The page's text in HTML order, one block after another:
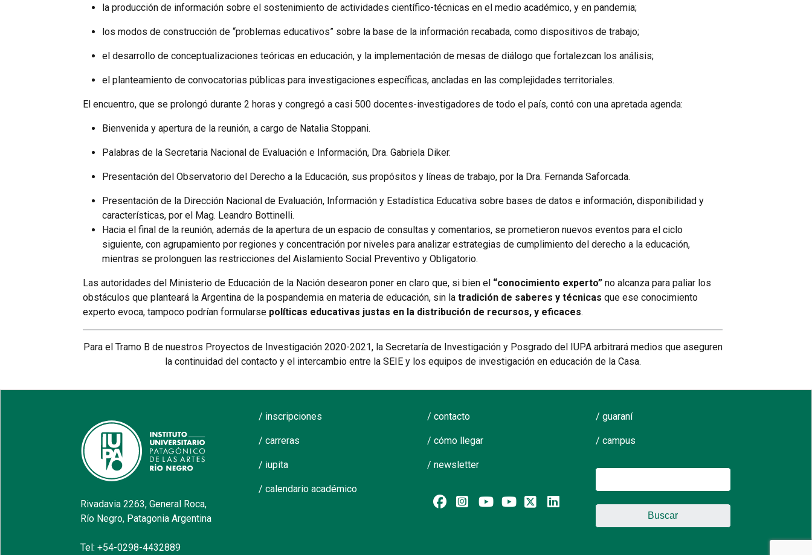
la producción de información sobre el sostenimiento de actividades científico-técnicas en el medio académico, y en pandemia;
los modos de construcción de “problemas educativos” sobre la base de la información recabada, como dispositivos de trabajo;
el desarrollo de conceptualizaciones teóricas en educación, y la implementación de mesas de diálogo que fortalezcan los análisis;
el planteamiento de convocatorias públicas para investigaciones específicas, ancladas en las complejidades territoriales.
El encuentro, que se prolongó durante 2 horas y congregó a casi 500 docentes-investigadores de todo el país, contó con una apretada agenda:
Bienvenida y apertura de la reunión, a cargo de Natalia Stoppani.
Palabras de la Secretaria Nacional de Evaluación e Información, Dra. Gabriela Diker.
Presentación del Observatorio del Derecho a la Educación, sus propósitos y líneas de trabajo, por la Dra. Fernanda Saforcada.
Presentación de la Dirección Nacional de Evaluación, Información y Estadística Educativa sobre bases de datos e información, disponibilidad y
características, por el Mag. Leandro Bottinelli.
Hacia el final de la reunión, además de la apertura de un espacio de consultas y comentarios, se prometieron nuevos eventos para el ciclo
siguiente, con agrupamiento por regiones y concentración por niveles para analizar estrategias de cumplimiento del derecho a la educación,
mientras se prolonguen las restricciones del Aislamiento Social Preventivo y Obligatorio.
Las autoridades del Ministerio de Educación de la Nación desearon poner en claro que, si bien el “conocimiento experto”no alcanza para paliar los
obstáculos que planteará la Argentina de la pospandemia en materia de educación, sin la tradición de saberes y técnicas que ese conocimiento
experto evoca, tampoco podrían formularsepolíticas educativas justas en la distribución de recursos, y eficaces.
Para el Tramo B de nuestros Proyectos de Investigación 2020-2021, la Secretaría de Investigación y Posgrado del IUPA arbitrará medios que aseguren
la continuidad del contacto y el intercambio entre la SEIE y los equipos de investigación en educación de la Casa.
Rivadavia 2263, General Roca,
Río Negro, Patagonia Argentina
Tel: +54-0298-4432889
/ inscripciones
/ carreras
/ iupita
/ calendario académico
/ contacto
/ cómo llegar
/ newsletter
/ guaraní
/ campus
Buscar: